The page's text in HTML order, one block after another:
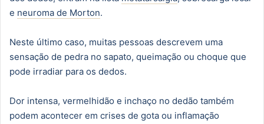
e neuroma de Morton.
Neste último caso, muitas pessoas descrevem uma
sensação de pedra no sapato, queimação ou choque que
pode irradiar para os dedos.
Dor intensa, vermelhidão e inchaço no dedão também
podem acontecer em crises de gota ou inflamação